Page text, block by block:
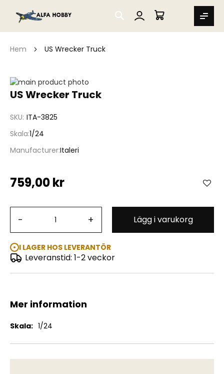
SEARCH
MIN VARUKORG
Hem US Wrecker Truck
US Wrecker Truck
SKU ITA-3825
Skala 1/24
ManufacturerItaleri
759,00 kr
- + Lägg i varukorg
I LAGER HOS LEVERANTÖR
Leveranstid: 1-2 veckor
Hoppa
till
bildgalleriet
US Wrecker Truck
Hoppa
av
bildgalleriet
Mer information
Mer
1/24